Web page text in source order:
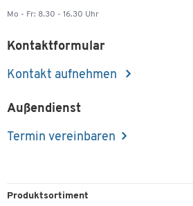
Mo - Fr: 8.30 - 16.30 Uhr
Kontaktformular
Kontakt aufnehmen
Außendienst
Termin vereinbaren
Produktsortiment